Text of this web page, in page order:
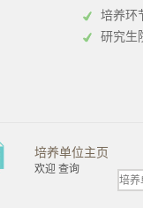
培养环
研究生
培养单位主页
欢迎 查询